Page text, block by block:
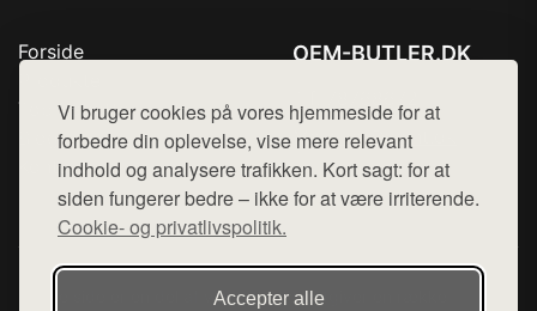
Vi bruger cookies på vores hjemmeside for at
forbedre din oplevelse, vise mere relevant
indhold og analysere trafikken. Kort sagt: for at
siden fungerer bedre – ikke for at være irriterende.
Cookie- og privatlivspolitik.
Accepter alle
Forside
Top Rabatter
Blog
Kontakt
OEM-BUTLER.DK
Mail: hej@want.dk
Cookie- og privatlivspolitik
Denne side er en del af want.dk, der udgiver en række